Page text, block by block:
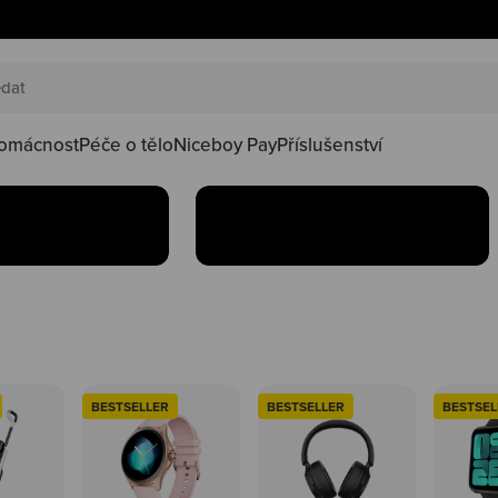
Péče o těloNiceboy PayPříslušenství
happy
ve
Oblíbené produkty teď
Koupit
BESTSELLER BESTSELLER